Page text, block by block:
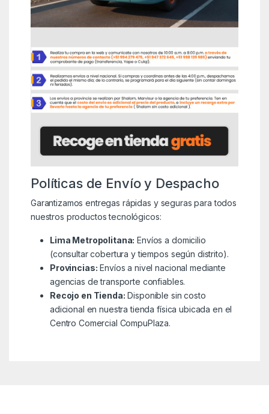
Políticas de Envío y Despacho
Garantizamos entregas rápidas y seguras para todos
nuestros productos tecnológicos:
Lima Metropolitana: Envíos a domicilio
(consultar cobertura y tiempos según distrito).
Provincias: Envíos a nivel nacional mediante
agencias de transporte confiables.
Recojo en Tienda: Disponible sin costo
adicional en nuestra tienda física ubicada en el
Centro Comercial CompuPlaza.